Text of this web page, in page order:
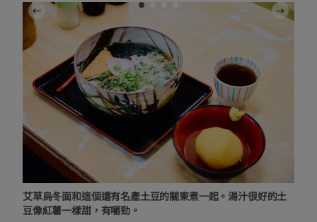
艾草烏冬面和這個還有名產土豆的關東煮一起。湯汁很好的土
豆像紅薯一樣甜，有嚼勁。